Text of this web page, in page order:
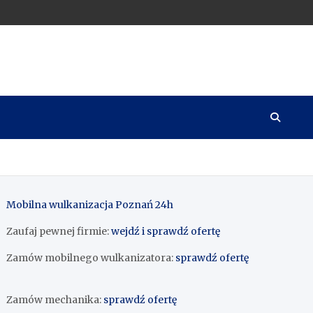
Mobilna wulkanizacja Poznań 24h
Zaufaj pewnej firmie:wejdź i sprawdź ofertę
Zamów mobilnego wulkanizatora: sprawdź ofertę
Zamów mechanika: sprawdź ofertę